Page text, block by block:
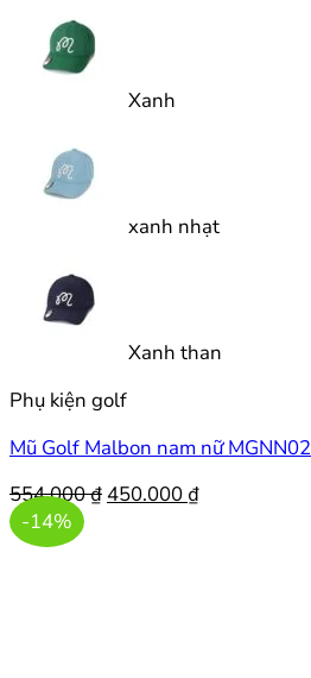
Xanh
xanh nhạt
Xanh than
Phụ kiện golf
Mũ Golf Malbon nam nữ MGNN02
554.000₫ Giá
450.000 ₫Giá
-14%